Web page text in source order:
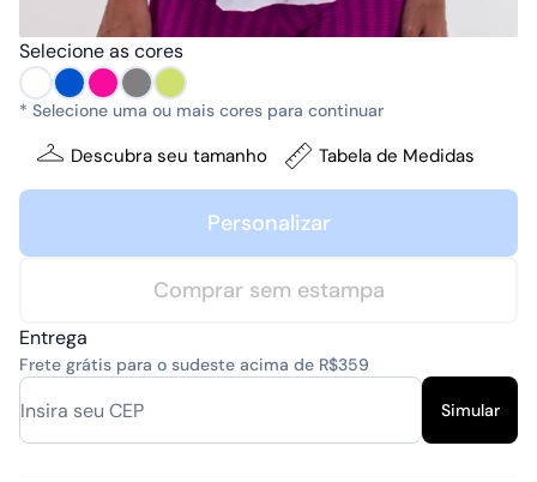
Selecione as cores
* Selecione uma ou mais cores para continuar
Descubra seu tamanho Tabela de Medidas
Personalizar
Comprar sem estampa
Entrega
Frete grátis para o sudeste acima de R$359
Simular